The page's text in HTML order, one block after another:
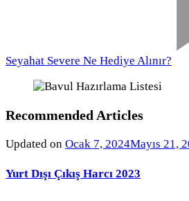
Seyahat Severe Ne Hediye Alınır?
Recommended Articles
Updated on Ocak 7, 2024Mayıs 21,
Yurt Dışı Çıkış Harcı 2023